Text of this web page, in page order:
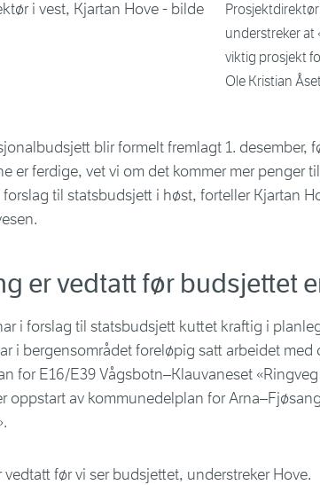
understreker at
viktig prosjekt
Ole Kristian
blir formelt fremlagt 1. desember,
er ferdige, vet vi om det kommer mer penger
til statsbudsjett i høst, forteller Kjartan
er vedtatt før budsjettet
i forslag til statsbudsjett kuttet kraftig i
i bergensområdet foreløpig satt arbeidet med
for E16/E39 Vågsbotn–Klauvaneset
oppstart av kommunedelplan for
før vi ser budsjettet, understreker Hove.